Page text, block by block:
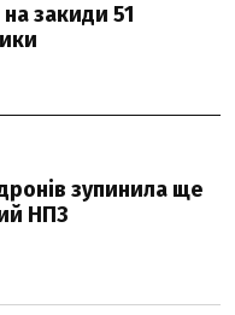
закиди 51
зупинила ще
НПЗ